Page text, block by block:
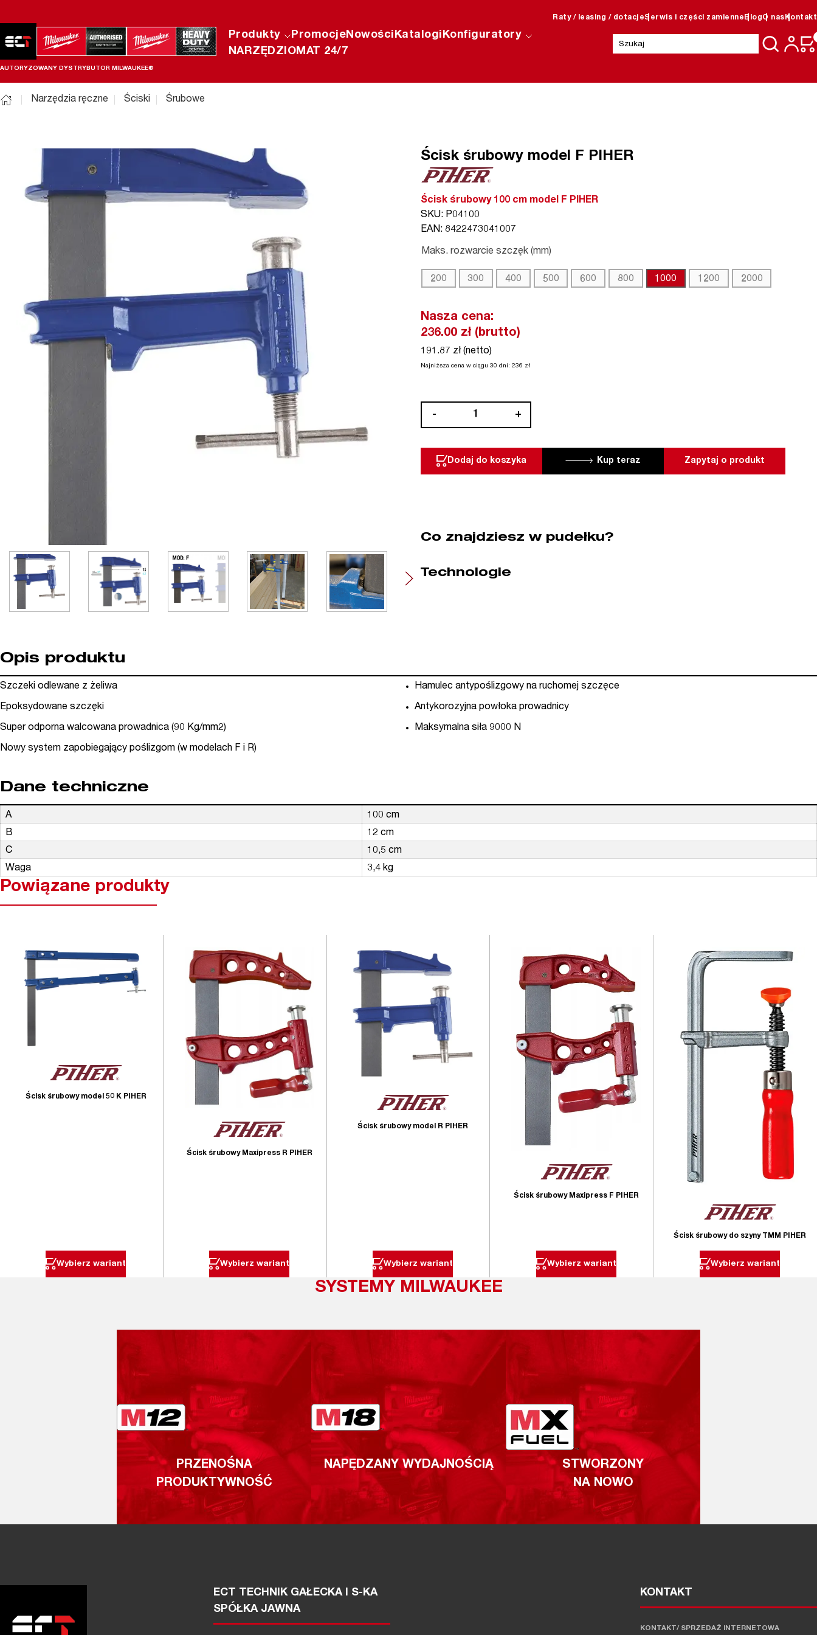
Raty / leasing / dotacjeSerwis i części zamienne BlogO nas Kontakt
AUTORYZOWANY DYSTRYBUTOR MILWAUKEE®
Produkty PromocjeNowościKatalogiKonfiguratory
NARZĘDZIOMAT 24/7
Szukaj:
Narzędzia ręczne Ściski Śrubowe
Ścisk śrubowy model F PIHER
Ścisk śrubowy 100 cm model F PIHER
SKU: P04100
EAN: 8422473041007
Maks. rozwarcie szczęk (mm)
200 300 400 500 600 800 1000 1200 2000
Nasza cena:
236.00 zł (brutto)
191.87 zł (netto)
Najniższa cena w ciągu 30 dni: 236 zł
-
model
+
Dodaj do koszyka Zapytaj o produkt
Kup teraz
Co znajdziesz w pudełku?
Technologie
Opis produktu
Szczeki odlewane z żeliwa
Epoksydowane szczęki
Super odporna walcowana prowadnica (90 Kg/mm2)
Nowy system zapobiegający poślizgom (w modelach F i R)
Hamulec antypoślizgowy na ruchomej szczęce
Antykorozyjna powłoka prowadnicy
Maksymalna siła 9000 N
Dane techniczne
A
100 cm
B
12 cm
C
10,5 cm
Waga
3,4 kg
Powiązane produkty
Ścisk śrubowy model 50 K PIHER
Wybierz wariant
Ścisk śrubowy Maxipress R PIHER
Wybierz wariant
Ścisk śrubowy model R PIHER
Wybierz wariant
Ścisk śrubowy Maxipress F PIHER
Wybierz wariant
Ścisk śrubowy do szyny TMM PIHER
Wybierz wariant
SYSTEMY MILWAUKEE
PRZENOŚNA
PRODUKTYWNOŚĆ
NAPĘDZANY WYDAJNOŚCIĄ
STWORZONY
NA NOWO
ECT TECHNIK GAŁECKA I S-KA
SPÓŁKA JAWNA
KONTAKT
KONTAKT/ SPRZEDAŻ INTERNETOWA